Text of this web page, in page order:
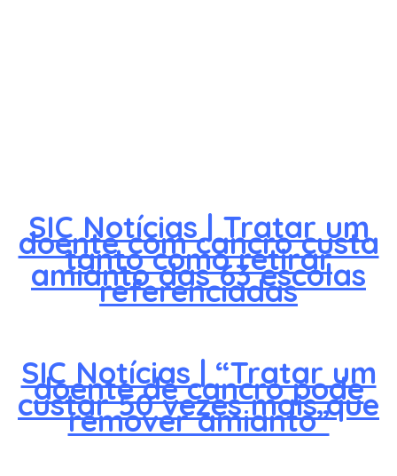
SIC Notícias | Tratar um
doente com cancro custa
tanto como retirar
amianto das 63 escolas
referenciadas
SIC Notícias | “Tratar um
doente de cancro pode
custar 50 vezes mais que
remover amianto”